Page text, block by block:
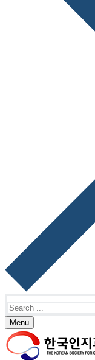
for:
Menu